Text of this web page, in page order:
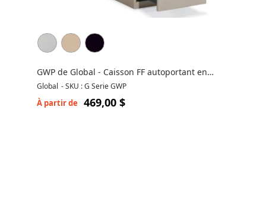
GWP de Global - Caisson FF autoportant en
métal - 2 tiroirs
Global -SKU : G Serie GWP
À partir de 469,00 $